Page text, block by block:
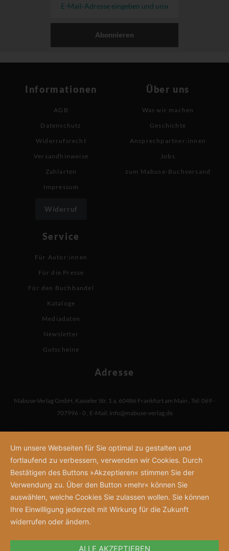
Abonnieren
Informationen
AGB
Datenschutz
Widerrufsrecht
Versandhinweise
Zahlarten
Impressum
Widerruf
Über uns
Was wir machen
Geschichte
Ansprechpartner:innen
Jobs
zum Mabuse-Buchversand
Service
Für Autor:innen
Für die Presse
Für den Buchhandel
Kataloge
Mediadaten
Newsletter
Gutscheine
Adresse
Mabuse-Verlag GmbH Kasseler Str. 1 a 60486 Frankfurt am Main Tel: 069 -
707996 - 0 E-Mail: info@mabuse-verlag.de
Um unsere Webseiten für Sie optimal zu gestalten und
fortlaufend zu verbessern, verwenden wir Cookies. Durch
Bestätigen des Buttons »Akzeptieren« stimmen Sie der
Verwendung zu. Über den Button »mehr« können Sie
auswählen, welche Cookies Sie zulassen wollen. Sie können
Ihre Einwilligung jederzeit mit Wirkung für die Zukunft
widerrufen oder ändern.
ALLE AKZEPTIEREN